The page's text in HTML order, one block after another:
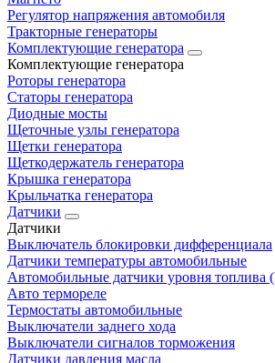
Регулятор напряжения автомобиля
Тракторные генераторы
Комплектующие генератора
Комплектующие генератора
Роторы генератора
Статоры генератора
Диодные мосты
Щеточные узлы генератора
Щетки генератора
Щеткодержатель генератора
Крышка генератора
Крыльчатка генератора
Датчики
Датчики
Выключатель блокировки дифференциала
Датчики температуры автомобильные
Автомобильные датчики уровня топлива
Авто термореле
Термостаты автомобильные
Выключатели заднего хода
Выключатели сигналов торможения
Датчики давления масла